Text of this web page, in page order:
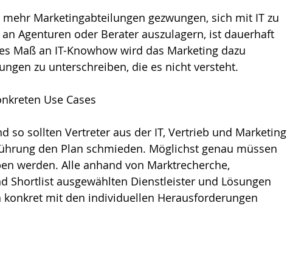
Marketingabteilungen gezwungen, sich mit IT zu
Agenturen oder Berater auszulagern, ist dauerhaft
Maß an IT-Knowhow wird das Marketing dazu
zu unterschreiben, die es nicht versteht.
Use Cases
so sollten Vertreter aus der IT, Vertrieb und Marketing
den Plan schmieden. Möglichst genau müssen
werden. Alle anhand von Marktrecherche,
Shortlist ausgewählten Dienstleister und Lösungen
mit den individuellen Herausforderungen